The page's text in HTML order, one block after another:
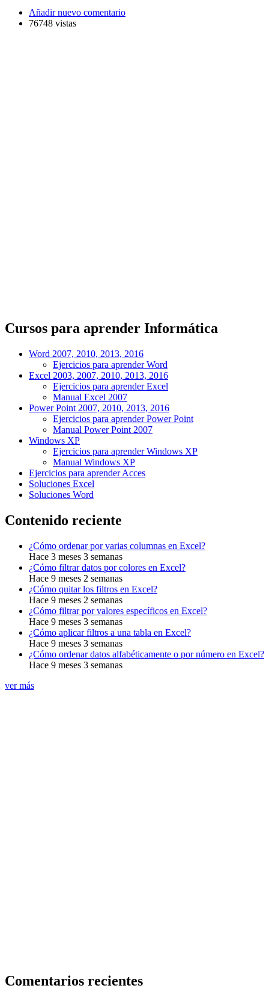
Añadir nuevo comentario
76748 vistas
Cursos para aprender Informática
Word 2007, 2010, 2013, 2016
Ejercicios para aprender Word
Excel 2003, 2007, 2010, 2013, 2016
Ejercicios para aprender Excel
Manual Excel 2007
Power Point 2007, 2010, 2013, 2016
Ejercicios para aprender Power Point
Manual Power Point 2007
Windows XP
Ejercicios para aprender Windows XP
Manual Windows XP
Ejercicios para aprender Acces
Soluciones Excel
Soluciones Word
Contenido reciente
¿Cómo ordenar por varias columnas en Excel?
Hace 3 meses 3 semanas
¿Cómo filtrar datos por colores en Excel?
Hace 9 meses 2 semanas
¿Cómo quitar los filtros en Excel?
Hace 9 meses 2 semanas
¿Cómo filtrar por valores específicos en Excel?
Hace 9 meses 3 semanas
¿Cómo aplicar filtros a una tabla en Excel?
Hace 9 meses 3 semanas
¿Cómo ordenar datos alfabéticamente o por número en Excel?
Hace 9 meses 3 semanas
ver más
Comentarios recientes